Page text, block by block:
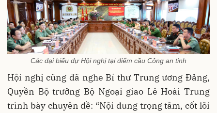
Các đại biểu dự Hội nghị tại điểm cầu Công an tỉnh
Hội nghị cũng đã nghe Bí thư Trung ương Đảng,
Quyền Bộ trưởng Bộ Ngoại giao Lê Hoài Trung
trình bày chuyên đề: “Nội dung trọng tâm, cốt lõi